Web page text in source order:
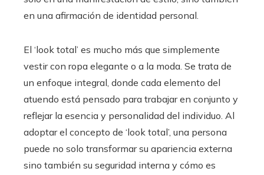
en una afirmación de identidad personal.
El ‘look total’ es mucho más que simplemente
vestir con ropa elegante o a la moda. Se trata de
un enfoque integral, donde cada elemento del
atuendo está pensado para trabajar en conjunto y
reflejar la esencia y personalidad del individuo. Al
adoptar el concepto de ‘look total’, una persona
puede no solo transformar su apariencia externa
sino también su seguridad interna y cómo es